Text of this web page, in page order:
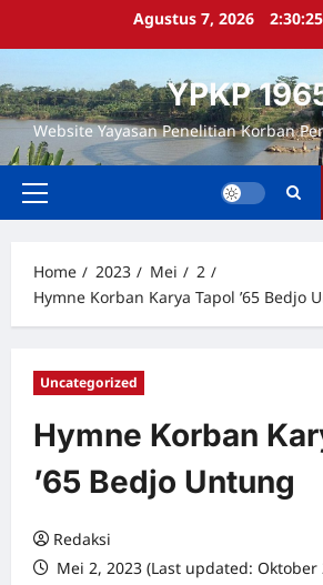
Agustus 7, 2026
YPKP
Website Yayasan Penelitian Korban
Primary
Home 2023 Mei
2
Hymne Korban Karya Tapol ’65 Bedjo
Uncategorized
Hymne Korban
’65 Bedjo Untung
Redaksi
Mei 2, 2023 (Last updated: Oktober